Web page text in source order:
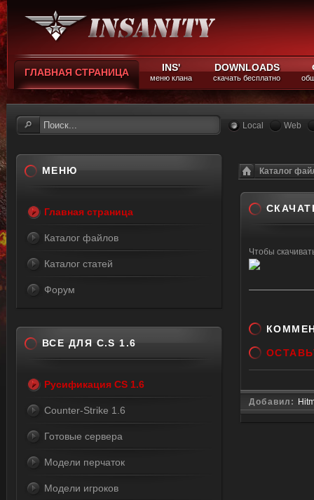
ГЛАВНАЯ СТРАНИЦА INS'
меню клана
DOWNLOADS
скачать бесплатно
Local Web
Каталог
Чтобы
Добавил:
МЕНЮ
Главная страница
Каталог файлов
Каталог статей
Форум
ВСЕ ДЛЯ C.S 1.6
Русификация CS 1.6
Counter-Strike 1.6
Готовые сервера
Модели перчаток
Модели игроков